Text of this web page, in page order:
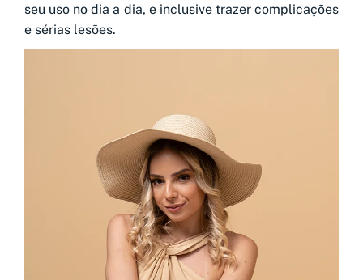
seu uso no dia a dia, e inclusive trazer complicações
e sérias lesões.